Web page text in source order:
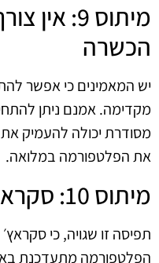
מיתוס 9:
הכשרה
יש המאמינים כי אפשר
מקדימה. אמנם ניתן
מסודרת יכולה להעמיק
את הפלטפורמה במלואה.
מיתוס 10: סקראץ׳ לא מתעדכן
תפיסה זו שגויה, כי
הפלטפורמה מתעדכנת